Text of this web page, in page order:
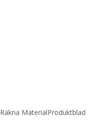
Räkna MaterialProduktblad